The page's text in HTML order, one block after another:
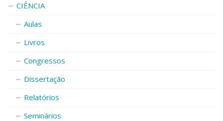
CIÊNCIA
Aulas
Livros
Congressos
Dissertação
Relatórios
Seminários